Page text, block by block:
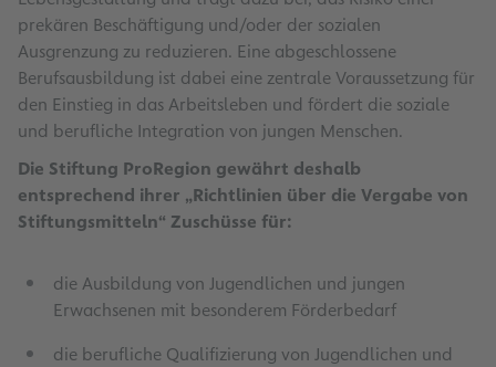
prekären Beschäftigung und/oder der sozialen
Ausgrenzung zu reduzieren. Eine abgeschlossene
Berufsausbildung ist dabei eine zentrale Voraussetzung für
den Einstieg in das Arbeitsleben und fördert die soziale
und berufliche Integration von jungen Menschen.
Die Stiftung ProRegion gewährt deshalb
entsprechend ihrer „Richtlinien über die Vergabe von
Stiftungsmitteln“ Zuschüsse für:
die Ausbildung von Jugendlichen und jungen
Erwachsenen mit besonderem Förderbedarf
die berufliche Qualifizierung von Jugendlichen und